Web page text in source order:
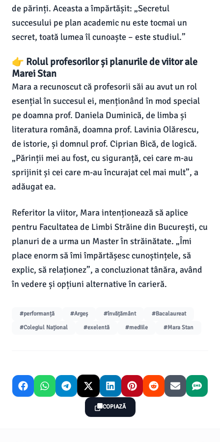
de părinți. Aceasta a împărtășit: „Secretul
succesului pe plan academic nu este tocmai un
secret, toată lumea îl cunoaște – este studiul.”
👉 Rolul profesorilor și planurile de viitor ale
Marei Stan
Mara a recunoscut că profesorii săi au avut un rol
esențial în succesul ei, menționând în mod special
pe doamna prof. Daniela Duminică, de limba și
literatura română, doamna prof. Lavinia Olărescu,
de istorie, și domnul prof. Ciprian Bică, de logică.
„Părinții mei au fost, cu siguranță, cei care m-au
sprijinit și cei care m-au încurajat cel mai mult”, a
adăugat ea.
Referitor la viitor, Mara intenționează să aplice
pentru Facultatea de Limbi Străine din București, cu
planuri de a urma un Master în străinătate. „Îmi
place enorm să îmi împărtășesc cunoștințele, să
explic, să relaționez”, a concluzionat tânăra, având
în vedere și opțiuni alternative în carieră.
#performanță #Argeș #învățământ
#Bacalaureat
#Colegiul Național
#exelentă #mediile #Mara Stan
COPIAZĂ